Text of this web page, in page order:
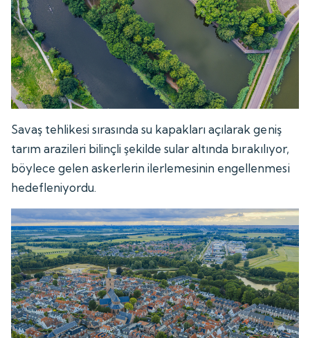
Savaş tehlikesi sırasında su kapakları açılarak geniş
tarım arazileri bilinçli şekilde sular altında bırakılıyor,
böylece gelen askerlerin ilerlemesinin engellenmesi
hedefleniyordu.